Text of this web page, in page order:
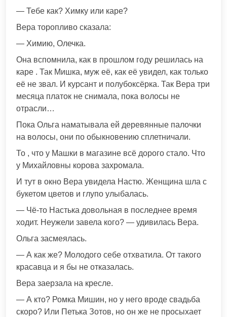
— Тебе как? Химку или каре?
Вера торопливо сказала:
— Химию, Олечка.
Она вспомнила, как в прошлом году решилась на
каре . Так Мишка, муж её, как её увидел, как только
её не звал. И курсант и полубоксёрка. Так Вера три
месяца платок не снимала, пока волосы не
отрасли…
Пока Ольга наматывала ей деревянные палочки
на волосы, они по обыкновению сплетничали.
То , что у Машки в магазине всё дорого стало. Что
у Михайловны корова захромала.
И тут в окно Вера увидела Настю. Женщина шла с
букетом цветов и глупо улыбалась.
— Чё-то Настька довольная в последнее время
ходит. Неужели завела кого? — удивилась Вера.
Ольга засмеялась.
— А как же? Молодого себе отхватила. От такого
красавца и я бы не отказалась.
Вера заерзала на кресле.
— А кто? Ромка Мишин, но у него вроде свадьба
скоро? Или Петька Зотов, но он же не просыхает